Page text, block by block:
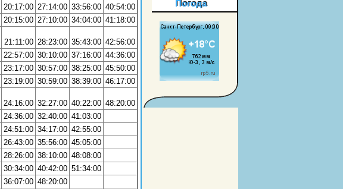
20:17:00 27:14:00 33:56:00 40:54:00
20:15:00 27:10:00 34:04:00 41:18:00
21:11:00 28:23:00 35:43:00 42:56:00
22:57:00 30:10:00 37:16:00 44:36:00
23:17:00 30:57:00 38:25:00 45:50:00
23:19:00 30:59:00 38:39:00 46:17:00
24:16:00 32:27:00 40:22:00 48:20:00
24:36:00 32:40:00 41:03:00
24:51:00 34:17:00 42:55:00
26:43:00 35:56:00 45:05:00
28:26:00 38:10:00 48:08:00
30:34:00 40:42:00 51:34:00
36:07:00 48:20:00
Погода